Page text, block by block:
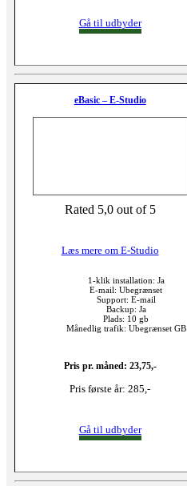
Gå til udbyder
eBasic – E-Studio
Rated 5,0 out of 5
Læs mere om E-Studio
1-klik installation: Ja
E-mail: Ubegrænset
Support: E-mail
Backup: Ja
Plads: 10 gb
Månedlig trafik: Ubegrænset GB
Pris pr. måned: 23,75,-
Pris første år: 285,-
Gå til udbyder